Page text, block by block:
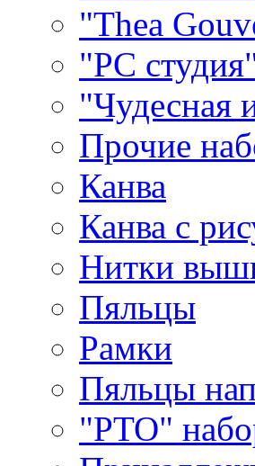
"Thea
"РС
"Чудесная
Прочие
Канва
Канва с
Нитки
Пяльцы
Рамки
Пяльцы
"РТО"